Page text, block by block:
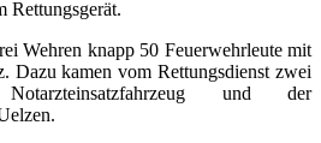
Rettungsgerät.
Wehren knapp 50 Feuerwehrleute mit
Dazu kamen vom Rettungsdienst zwei
und der